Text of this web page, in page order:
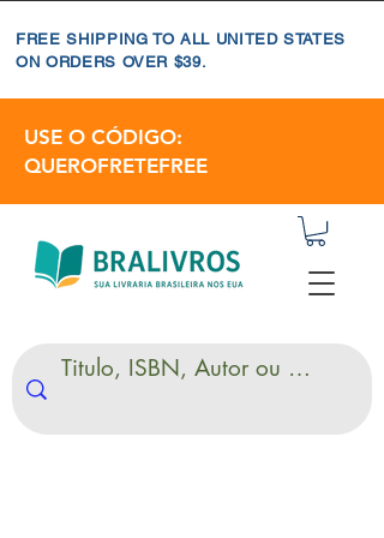
FREE SHIPPING TO ALL UNITED STATES
ON ORDERS OVER $39.
USE O CÓDIGO:
QUEROFRETEFREE